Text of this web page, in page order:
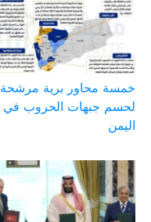
خمسة محاور برية مرشحة
لحسم جبهات الحروب في
اليمن